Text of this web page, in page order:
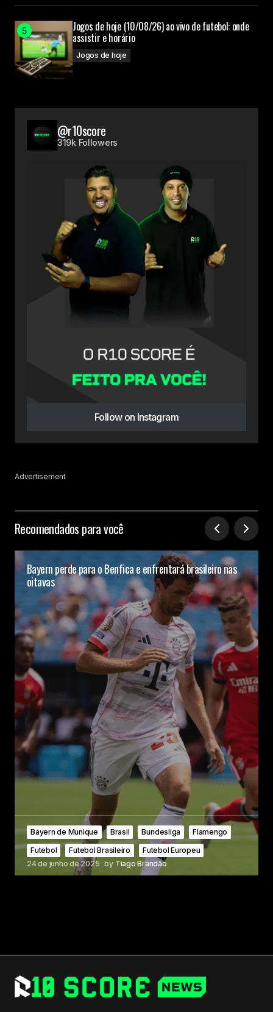
Jogos de hoje (10/08/26) ao vivo de futebol: onde
assistir e horário
Jogos de hoje
@r10score
319k Followers
Follow on Instagram
Advertisement
Recomendados para você
Bayern perde para o Benfica e enfrentará brasileiro nas
oitavas
Bayern de Munique Brasil Bundesliga
Flamengo
Futebol
Futebol Brasileiro
Futebol Europeu
24 de junho de 2025 by Tiago Brandão